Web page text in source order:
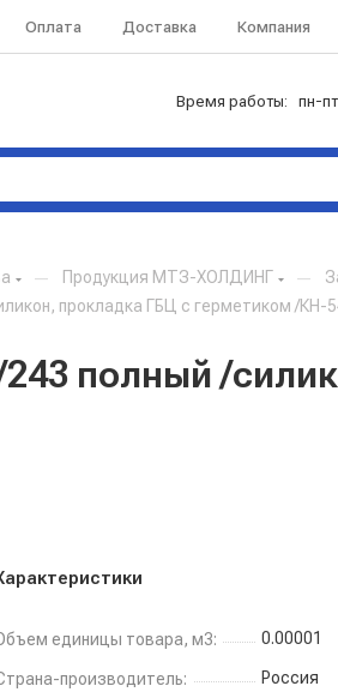
Оплата Доставка Компания
Время работы: пн-
— Продукция МТЗ-ХОЛДИНГ —
прокладка ГБЦ с герметиком /КН-
полный /
единицы товара, м3: 0.00001
производитель: Россия